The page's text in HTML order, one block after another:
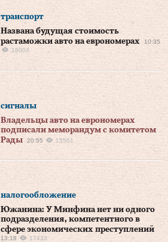
транспорт
Названа будущая стоимость
растаможки авто на еврономерах
10:35
18003
сигналы
Владельцы авто на еврономерах
подписали меморандум с комитетом
Рады
20:55 15561
налогообложение
Южанина: У Минфина нет ни одного
подразделения, компетентного в
сфере экономических преступлений
13:18 17433